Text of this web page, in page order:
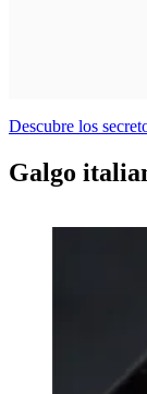
Descubre los
Galgo